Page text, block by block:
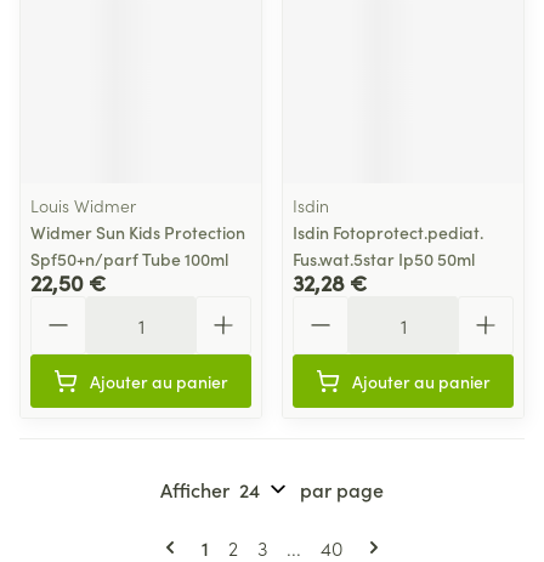
Louis Widmer
Widmer Sun Kids Protection
Spf50+n/parf Tube 100ml
22,50 €
Ajouter au panier
Isdin
Isdin Fotoprotect.pediat.
Fus.wat.5star Ip50 50ml
32,28 €
Ajouter au panier
Vous lisez actuellement la page
1 Page
2 Page
3 ... Page
40
Afficher par page